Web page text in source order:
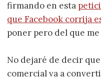
firmando en esta
que Facebook corrija
poner pero del que
No dejaré de decir
comercial va a